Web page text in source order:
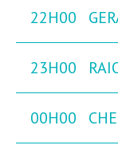
22H00
23H00
00H00